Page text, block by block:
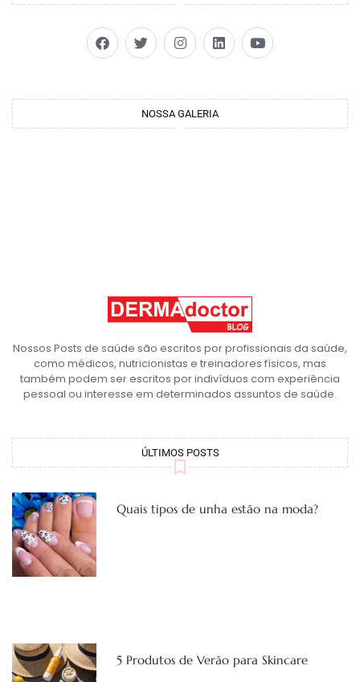
NOSSA GALERIA
Nossos Posts de saúde são escritos por profissionais da saúde,
como médicos, nutricionistas e treinadores físicos, mas
também podem ser escritos por indivíduos com experiência
pessoal ou interesse em determinados assuntos de saúde.
ÚLTIMOS POSTS
Quais tipos de unha estão na moda?
5 Produtos de Verão para Skincare